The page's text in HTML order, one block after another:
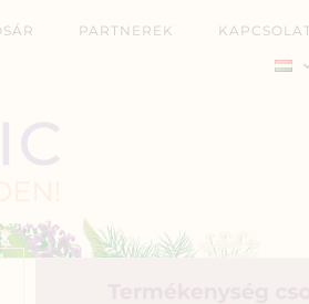
PARTNEREK KAPCSOLAT